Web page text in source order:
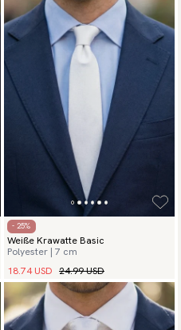
- 25%
Weiße Krawatte Basic
Polyester | 7 cm
18.74 USD 24.99 USD